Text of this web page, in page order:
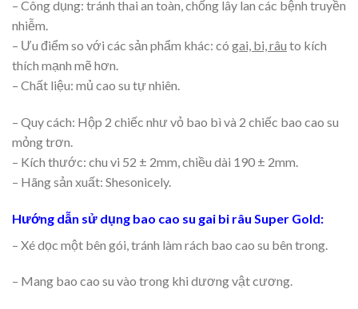
– Công dụng: tránh thai an toàn, chống lây lan các bệnh truyền
nhiễm.
– Ưu điểm so với các sản phẩm khác: có gai, bi, râu to kích
thích mạnh mẽ hơn.
– Chất liệu: mủ cao su tự nhiên.
– Quy cách: Hộp 2 chiếc như vỏ bao bì và 2 chiếc bao cao su
mỏng trơn.
– Kích thước: chu vi 52 ± 2mm, chiều dài 190 ± 2mm.
– Hãng sản xuất: Shesonicely.
Hướng dẫn sử dụng bao cao su gai bi râu Super Gold:
– Xé dọc một bên gói, tránh làm rách bao cao su bên trong.
– Mang bao cao su vào trong khi dương vật cương.